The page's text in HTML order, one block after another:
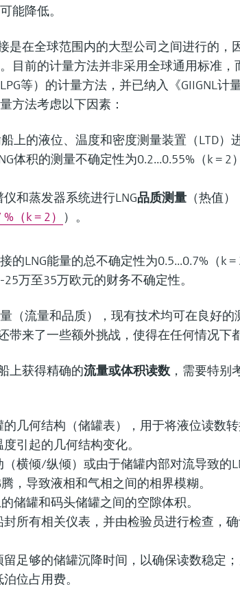
能降低。
是在全球范围内的大型公司之间进行的，
目前的计量方法并非采用全球通用标准
等）的计量方法，并已纳入《GIIGNL
方法考虑以下因素：
上的液位、温度和密度测量装置（LTD）
体积的测量不确定性为0.2...0.55%（k =
和蒸发器系统进行LNG品质测量 （热值
（k = 2）
）。
的LNG能量的总不确定性为0.5...0.7%（k
万至35万欧元的财务不确定性。
（流量和品质），现有技术均可在良好
带来了一些额外挑战，使得在任何情况下
上获得精确的流量或体积读数 ，需要特别
几何结构（储罐表），用于将液位读数
引起的几何结构变化。
横倾/纵倾）或由于储罐内部对流导致的
，导致液相和气相之间的相界模糊。
储罐和码头储罐之间的空隙体积。
封所有相关仪表，并由检验员进行检查，
足够的储罐沉降时间，以确保读数稳定
位占用费。